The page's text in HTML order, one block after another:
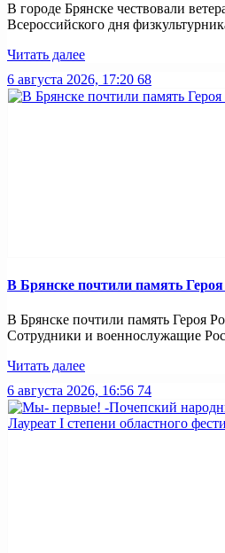
В городе Брянске чествовали
Всероссийского дня
Читать далее
6 августа 2026, 17:20 68
В Брянске почтили память
В Брянске почтили память Героя
Сотрудники и военнослужащие
Читать далее
6 августа 2026, 16:56 74